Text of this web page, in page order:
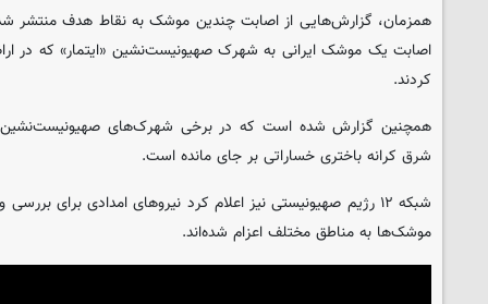
همزمان، گزارش‌هایی از اصابت چندین موشک به نقاط هدف منتشر
اصابت یک موشک ایرانی به شهرک صهیونیست‌نشین «ایتمار» که در
کردند.
همچنین گزارش شده است که در برخی شهرک‌های صهیونیست‌نشین
شرق کرانه باختری خساراتی بر جای مانده است.
شبکه ۱۲ رژیم صهیونیستی نیز اعلام کرد نیروهای امدادی برای
موشک‌ها به مناطق مختلف اعزام شده‌اند.